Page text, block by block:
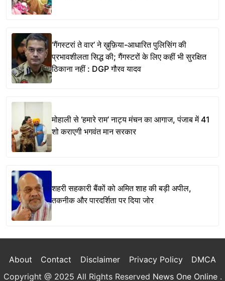
‘गैंगस्टरां ते वार’ ने ख़ुफ़िया-आधारित पुलिसिंग की
प्रभावशीलता सिद्ध की; गैंगस्टरों के लिए कहीं भी सुरक्षित
ठिकाना नहीं : DGP गौरव यादव
मोहाली से ‘हमारे राम’ नाट्य मंचन का आगाज, पंजाब में 41
शो कराएगी भगवंत मान सरकार
शहरी सहकारी बैंकों को अमित शाह की बड़ी अपील,
तकनीक और पारदर्शिता पर दिया जोर
About Contact Disclaimer Privacy Policy
DMCA
Copyright @ 2025 All Rights Reserved News One Online .